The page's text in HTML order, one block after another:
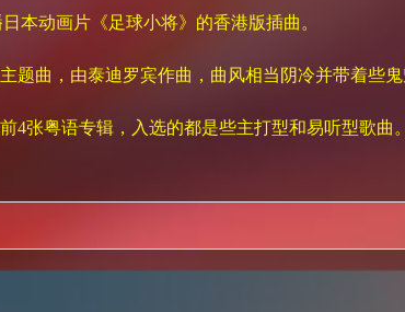
本动画片《足球小将》的香港版插曲。
曲，由泰迪罗宾作曲，曲风相当阴冷并带着些
4张粤语专辑，入选的都是些主打型和易听型歌曲